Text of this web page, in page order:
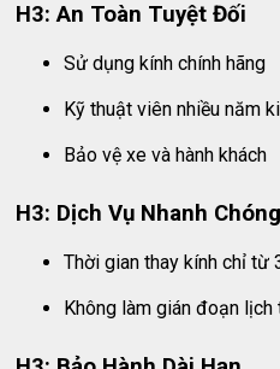
H3: An Toàn Tuyệt Đối
Sử dụng kính chính hãng
Kỹ thuật viên nhiều năm
Bảo vệ xe và hành khách
H3: Dịch Vụ Nhanh Chóng
Thời gian thay kính chỉ từ
Không làm gián đoạn lịch